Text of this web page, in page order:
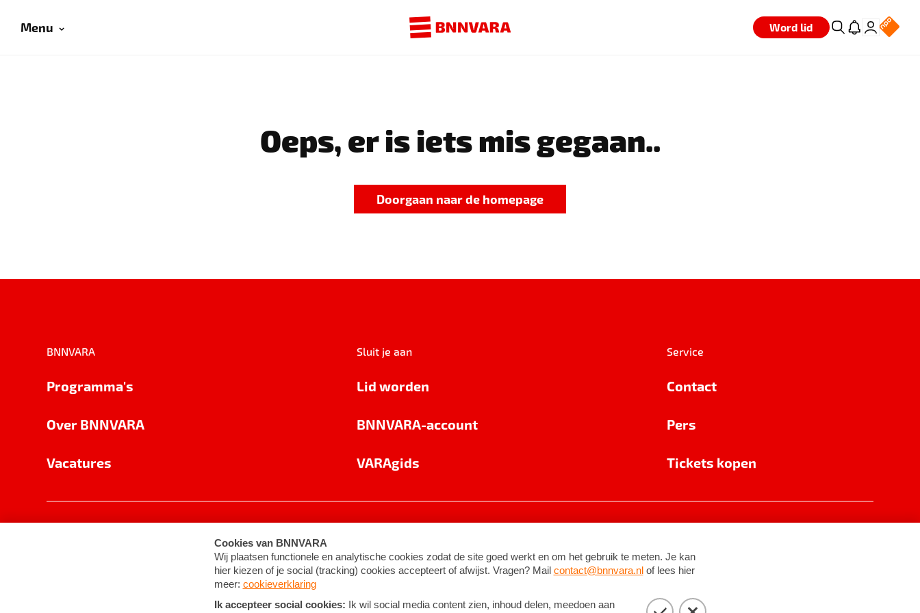
Menu Word lid
Oeps, er is iets mis gegaan..
Doorgaan naar de homepage
BNNVARA
Programma's
Over BNNVARA
Vacatures
Sluit je aan
Lid worden
BNNVARA-account
VARAgids
Service
Contact
Pers
Tickets kopen
Cookie-instellingen Algemene voorwaarden ©2026BNNVARA